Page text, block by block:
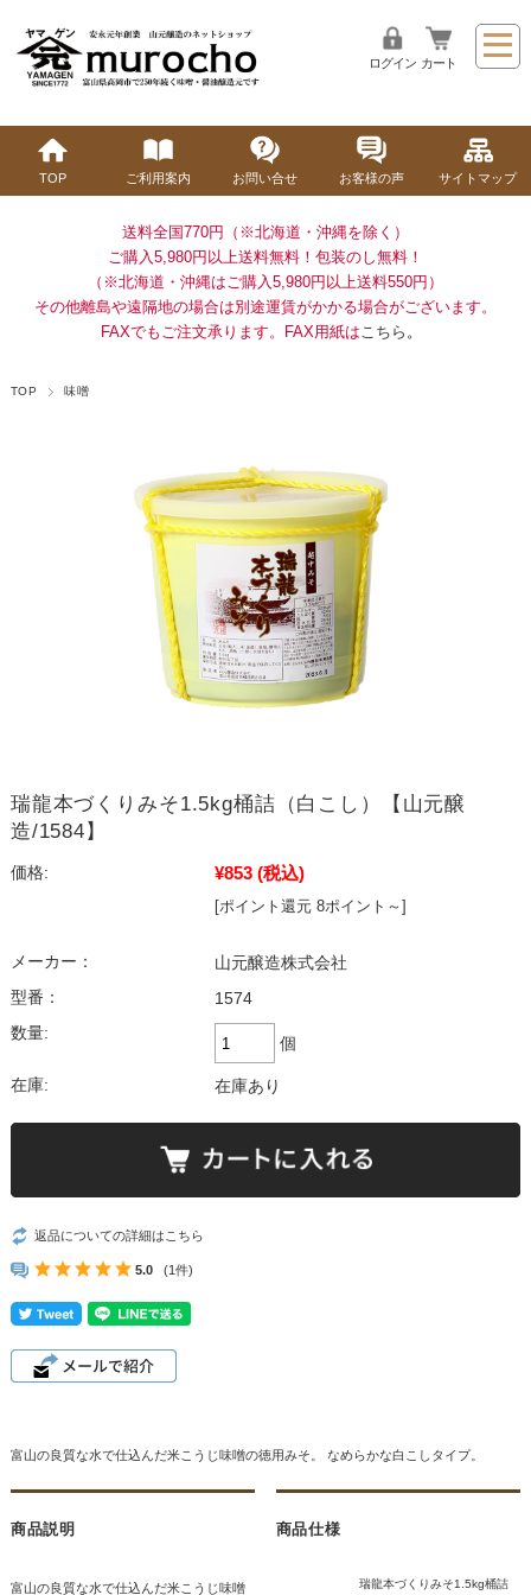
ログイン カート
TOP ご利用案内 お問い合せ お客様の声 サイトマップ
送料全国770円（※北海道・沖縄を除く）
ご購入5,980円以上送料無料！ 包装のし無料！
（※北海道・沖縄はご購入5,980円以上送料550円）
その他離島や遠隔地の場合は別途運賃がかかる場合がございます。
FAXでもご注文承ります。FAX用紙は こちら 。
TOP 味噌
瑞龍本づくりみそ1.5kg桶詰（白こし）【山元醸
造/1584】
価格: ¥853 (税込)
[ポイント還元 8ポイント～]
メーカー：
山元醸造株式会社
型番：
1574
数量:
個
在庫: 在庫あり
返品についての詳細はこちら
5.0 (1件)
富山の良質な水で仕込んだ米こうじ味噌の徳用みそ。 なめらかな白こしタイプ。
商品説明
富山の良質な水で仕込んだ米こうじ味噌
商品仕様
瑞龍本づくりみそ1.5kg桶詰